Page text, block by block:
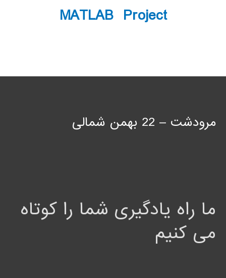
MATLAB Project
مرودشت – 22 بهمن شمالی
ما راه یادگیری شما را کوتاه
می کنیم